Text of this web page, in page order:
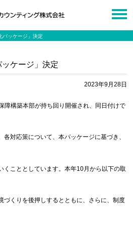
パッケージ」決定
ッケージ」決定
2023年9月28日
障構築本部が持ち回り開催され、同日付けで
対応策について、本パッケージに基づき、
くこととしています。本年10月から以下の取
づくりを後押しするとともに、さらに、制度